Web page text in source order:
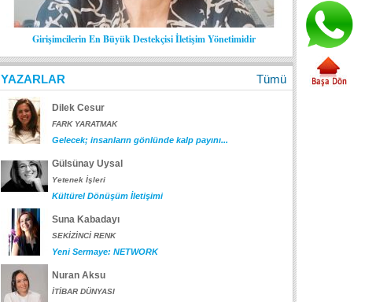
Girişimcilerin En Büyük Destekçisi İletişim Yönetimidir
YAZARLAR Tümü
Dilek Cesur
FARK YARATMAK
Gelecek; insanların gönlünde kalp payını...
Gülsünay Uysal
Yetenek İşleri
Kültürel Dönüşüm İletişimi
Suna Kabadayı
SEKİZİNCİ RENK
Yeni Sermaye: NETWORK
Nuran Aksu
İTİBAR DÜNYASI